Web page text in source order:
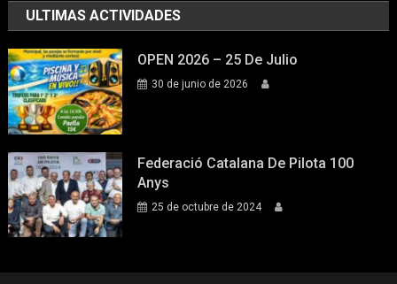
ULTIMAS ACTIVIDADES
OPEN 2026 – 25 De Julio
30 de junio de 2026
Federació Catalana De Pilota 100
Anys
25 de octubre de 2024